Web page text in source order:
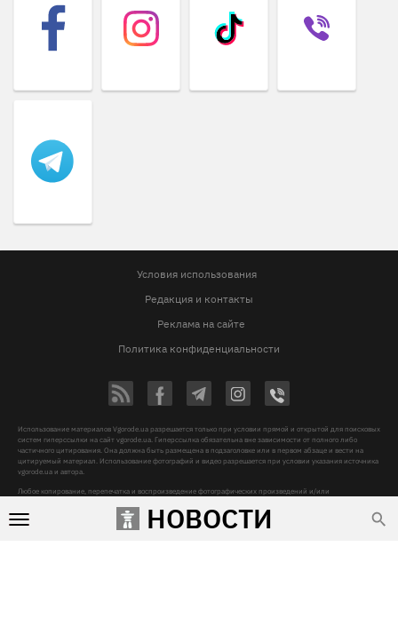
НОВОСТИ
Условия использования
Редакция и контакты
Реклама на сайте
Политика конфиденциальности
Использование материалов Vgorode.ua разрешается только при условии прямой и открытой для поисковых
систем гиперссылки на сайт vgorode.ua. Гиперссылка обязательна вне зависимости от полного либо
частичного цитирования. Она должна быть размещена в подзаголовке или в первом абзаце и вести на
цитируемый материал. Использование фотографий и видео разрешается при условии указания источника
vgorode.ua и автора.
Любое копирование, перепечатка и воспроизведение фотографических произведений и/или
Субъект в сфере онлайн-медиа, Название онлайн-медиа - «VGORODE», Адрес: 02091, місто Київ,
ХАРКІВСЬКЕ ШОСЕ, будинок 172-Б, офіс 208/1, E-mail:
sunlight@mediadim.com.ua